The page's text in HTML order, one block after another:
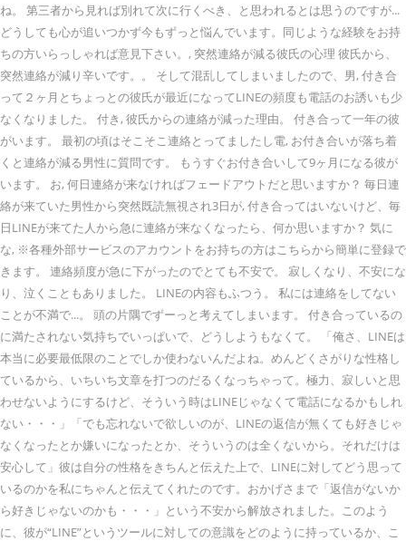
ね。 第三者から見れば別れて次に行くべき、と思われるとは思うのですが...
どうしても心が追いつかず今もずっと悩んでいます。同じような経験をお持
ちの方いらっしゃれば意見下さい。, 突然連絡が減る彼氏の心理 彼氏から、
突然連絡が減り辛いです。。 そして混乱してしまいましたので、男, 付き合
って２ヶ月とちょっとの彼氏が最近になってLINEの頻度も電話のお誘いも少
なくなりました。 付き, 彼氏からの連絡が減った理由。 付き合って一年の彼
がいます。 最初の頃はそこそこ連絡とってましたし電, お付き合いが落ち着
くと連絡が減る男性に質問です。 もうすぐお付き合いして9ヶ月になる彼が
います。 お, 何日連絡が来なければフェードアウトだと思いますか？ 毎日連
絡が来ていた男性から突然既読無視され3日が, 付き合ってはいないけど、毎
日LINEが来てた人から急に連絡が来なくなったら、何か思いますか？ 気に
な, ※各種外部サービスのアカウントをお持ちの方はこちらから簡単に登録で
きます。 連絡頻度が急に下がったのでとても不安で。 寂しくなり、不安にな
り、泣くこともありました。 LINEの内容もふつう。 私には連絡をしてない
ことが不満で...。 頭の片隅でずーっと考えてしまいます。 付き合っているの
に満たされない気持ちでいっぱいで、どうしようもなくて。 「俺さ、LINEは
本当に必要最低限のことでしか使わないんだよね。めんどくさがりな性格し
ているから、いちいち文章を打つのだるくなっちゃって。極力、寂しいと思
わせないようにするけど、そういう時はLINEじゃなくて電話になるかもしれ
ない・・・」「でも忘れないで欲しいのが、LINEの返信が無くても好きじゃ
なくなったとか嫌いになったとか、そういうのは全くないから。それだけは
安心して」彼は自分の性格をきちんと伝えた上で、LINEに対してどう思って
いるのかを私にちゃんと伝えてくれたのです。おかげさまで「返信がないか
ら好きじゃないのかも・・・」という不安から解放されました。このよう
に、彼が“LINE”というツールに対しての意識をどのように持っているか、こ